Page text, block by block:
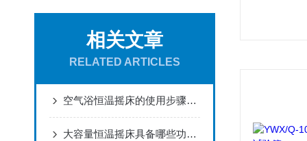
相关文章
RELATED ARTICLES
空气浴恒温摇床的使用步骤，今日为你解答！
大容量恒温摇床具备哪些功能与特点呢？